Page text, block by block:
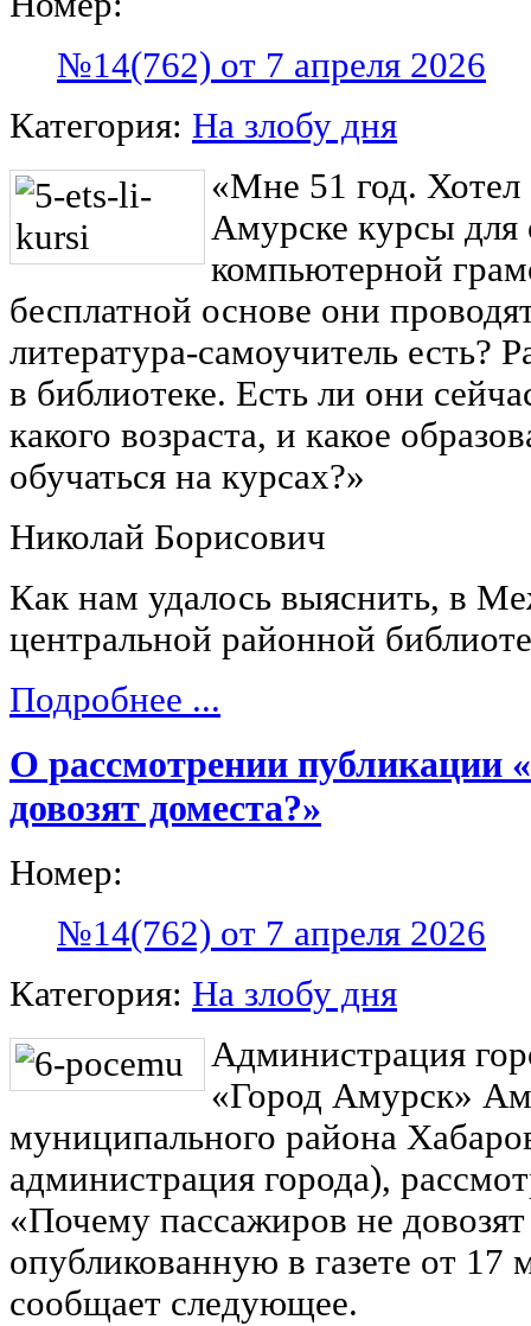
№14(762) от 7 апреля 2026
Категория: На злобу дня
«Мне 51 год. Хотел
Амурске курсы для
компьютерной
бесплатной основе они
литература-самоучитель есть?
в библиотеке. Есть ли они
какого возраста, и какое
обучаться на курсах?»
Николай Борисович
Как нам удалось выяснить, в
центральной районной
Подробнее ...
О рассмотрении публикации
довозят доместа?»
Номер:
№14(762) от 7 апреля 2026
Категория: На злобу дня
Администрация
«Город Амурск»
муниципального района
администрация города),
«Почему пассажиров не
опубликованную в газете от
сообщает следующее.